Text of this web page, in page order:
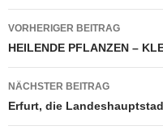
o
o
k
p
p
VORHERIGER BEITRAG
HEILENDE PFLANZEN –
NÄCHSTER BEITRAG
Erfurt, die